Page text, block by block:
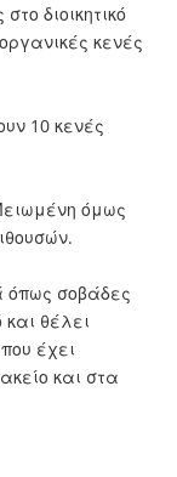
διοικητικό
κενές
10 κενές
όμως
όπως σοβάδες
και θέλει
έχει
και στα